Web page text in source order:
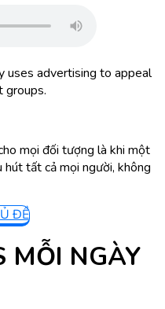
uses advertising to appeal
groups.
mọi đối tượng là khi một
tất cả mọi người, không
ĐỀ
MỖI NGÀY